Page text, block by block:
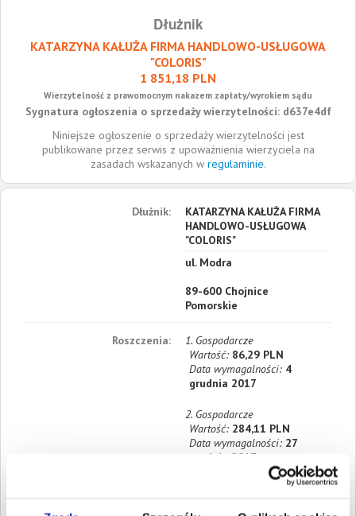
Dłużnik
KATARZYNA KAŁUŻA FIRMA HANDLOWO-USŁUGOWA
"COLORIS"
1 851,18 PLN
Wierzytelność z prawomocnym nakazem zapłaty/wyrokiem sądu
Sygnatura ogłoszenia o sprzedaży wierzytelności: d637e4df
Niniejsze ogłoszenie o sprzedaży wierzytelności jest
publikowane przez serwis z upoważnienia wierzyciela na
zasadach wskazanych w regulaminie.
Dłużnik:
KATARZYNA KAŁUŻA FIRMA
HANDLOWO-USŁUGOWA
"COLORIS"
ul. Modra
89-600 Chojnice
Pomorskie
Roszczenia:
1. Gospodarcze
Wartość: 86,29 PLN
Data wymagalności: 4
grudnia 2017
2. Gospodarcze
Wartość: 284,11 PLN
Data wymagalności: 27
grudnia 2017